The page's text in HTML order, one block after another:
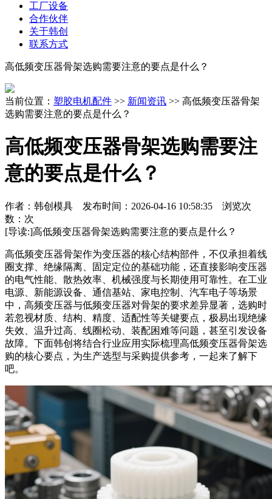
工厂设备
合作伙伴
关于韩创
联系方式
高低频变压器骨架选购需要注意的要点是什么？
当前位置： 塑胶电机配件 >> 新闻资讯 >> 高低频变压器骨架
选购需要注意的要点是什么？
高低频变压器骨架选购需要注
意的要点是什么？
作者：韩创模具 发布时间： 2026-04-16 10:58:35 浏览次
数： 次
[导读:]高低频变压器骨架选购需要注意的要点是什么？
高低频变压器骨架作为变压器的核心结构部件，不仅承担着线
圈支撑、绝缘隔离、固定定位的基础功能，还直接影响变压器
的电气性能、散热效率、机械强度与长期使用可靠性。在工业
电源、新能源设备、通信基站、家电控制、汽车电子等场景
中，高频变压器与低频变压器对骨架的要求差异显著，选购时
若忽视材质、结构、精度、适配性等关键要点，极易出现绝缘
失效、温升过高、线圈松动、装配困难等问题，甚至引发设备
故障。下面韩创将结合行业应用实际梳理高低频变压器骨架选
购的核心要点，为生产选型与采购提供参考，一起来了解下
吧。